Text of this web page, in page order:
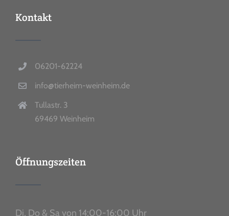
Kontakt
06201-62224
info@tierheim-weinheim.de
Tullastr. 3
69469 Weinheim
Öffnungszeiten
Di, Do & Sa von 14:00-16:00 Uhr